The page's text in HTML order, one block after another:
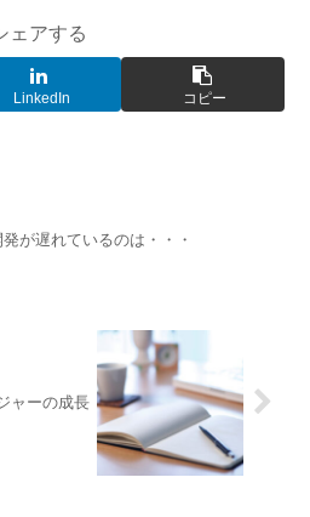
ェアする
LinkedIn コピー
発が遅れているのは・・・
ャーの成長